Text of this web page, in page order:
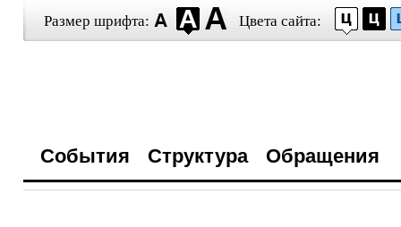
Размер шрифта: Цвета сайта:
События Структура Обращения